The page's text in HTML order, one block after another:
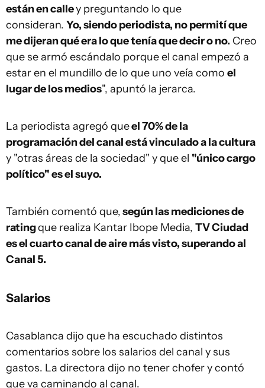
están en calley preguntando lo que
consideran. Yo, siendo periodista, no permití que
me dijeran qué era lo que tenía que decir o no. Creo
que se armó escándalo porque el canal empezó a
estar en el mundillo de lo que uno veía como el
lugar de los medios", apuntó la jerarca.
La periodista agregó queel 70% de la
programación del canal está vinculado a la cultura
y "otras áreas de la sociedad" y que el "único cargo
político" es el suyo.
También comentó que,según las mediciones de
ratingque realiza Kantar Ibope Media, TV Ciudad
es el cuarto canal de aire más visto, superando al
Canal 5.
Salarios
Casablanca dijo que ha escuchado distintos
comentarios sobre los salarios del canal y sus
gastos. La directora dijo no tener chofer y contó
que va caminando al canal.